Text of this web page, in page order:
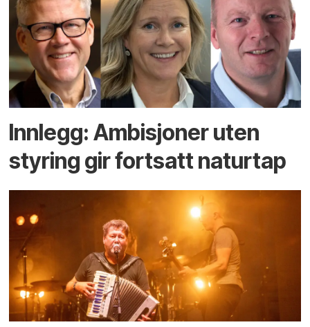
Innlegg: Ambisjoner uten
styring gir fortsatt naturtap